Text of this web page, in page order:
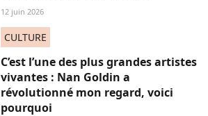
12 juin 2026
CULTURE
C’est l’une des plus grandes artistes
vivantes : Nan Goldin a
révolutionné mon regard, voici
pourquoi